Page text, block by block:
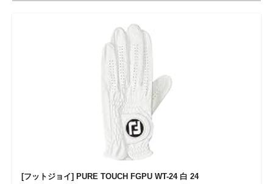
[フットジョイ] PURE TOUCH FGPU WT-24 白 24